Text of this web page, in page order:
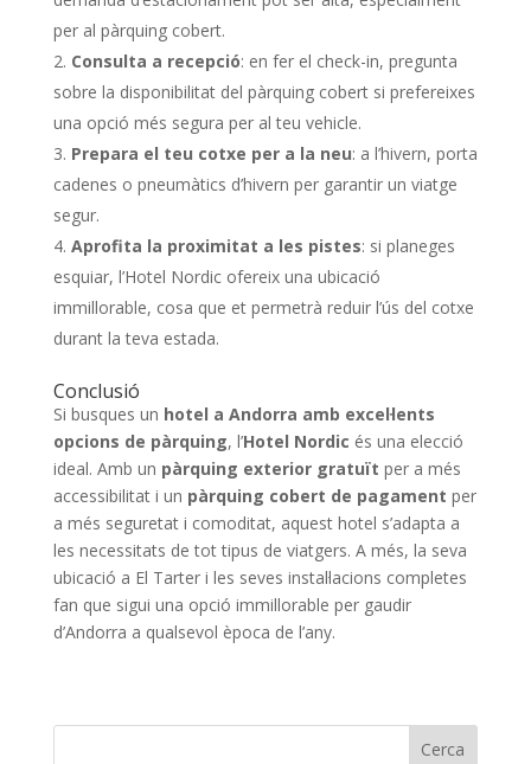
per al pàrquing cobert.
Consulta a recepció: en fer el check-in, pregunta
sobre la disponibilitat del pàrquing cobert si prefereixes
una opció més segura per al teu vehicle.
Prepara el teu cotxe per a la neu: a l’hivern, porta
cadenes o pneumàtics d’hivern per garantir un viatge
segur.
Aprofita la proximitat a les pistes: si planeges
esquiar, l’Hotel Nordic ofereix una ubicació
immillorable, cosa que et permetrà reduir l’ús del cotxe
durant la teva estada.
Conclusió
Si busques un hotel a Andorra amb excel·lents
opcions de pàrquing, l’Hotel Nordic és una elecció
ideal. Amb un pàrquing exterior gratuït per a més
accessibilitat i un pàrquing cobert de pagament per
a més seguretat i comoditat, aquest hotel s’adapta a
les necessitats de tot tipus de viatgers. A més, la seva
ubicació a El Tarter i les seves instal·lacions completes
fan que sigui una opció immillorable per gaudir
d’Andorra a qualsevol època de l’any.
Cerca